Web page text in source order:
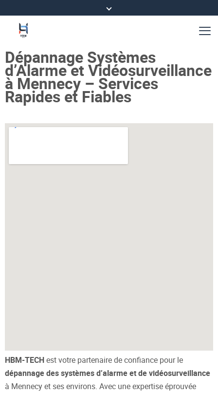
Dépannage Systèmes
d’Alarme et Vidéosurveillance
à Mennecy – Services
Rapides et Fiables
HBM-TECHest votre partenaire de confiance pour le
dépannage des systèmes d’alarme et de vidéosurveillance
à Mennecy et ses environs. Avec une expertise éprouvée